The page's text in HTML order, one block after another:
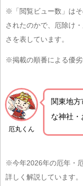
※「閲覧ビュー数」は
されたのかで、厄除け
さを表しています。
※掲載の順番による優劣
厄丸くん
関東地
な神社・
※今年2026年の厄年・
詳しく解説しています。